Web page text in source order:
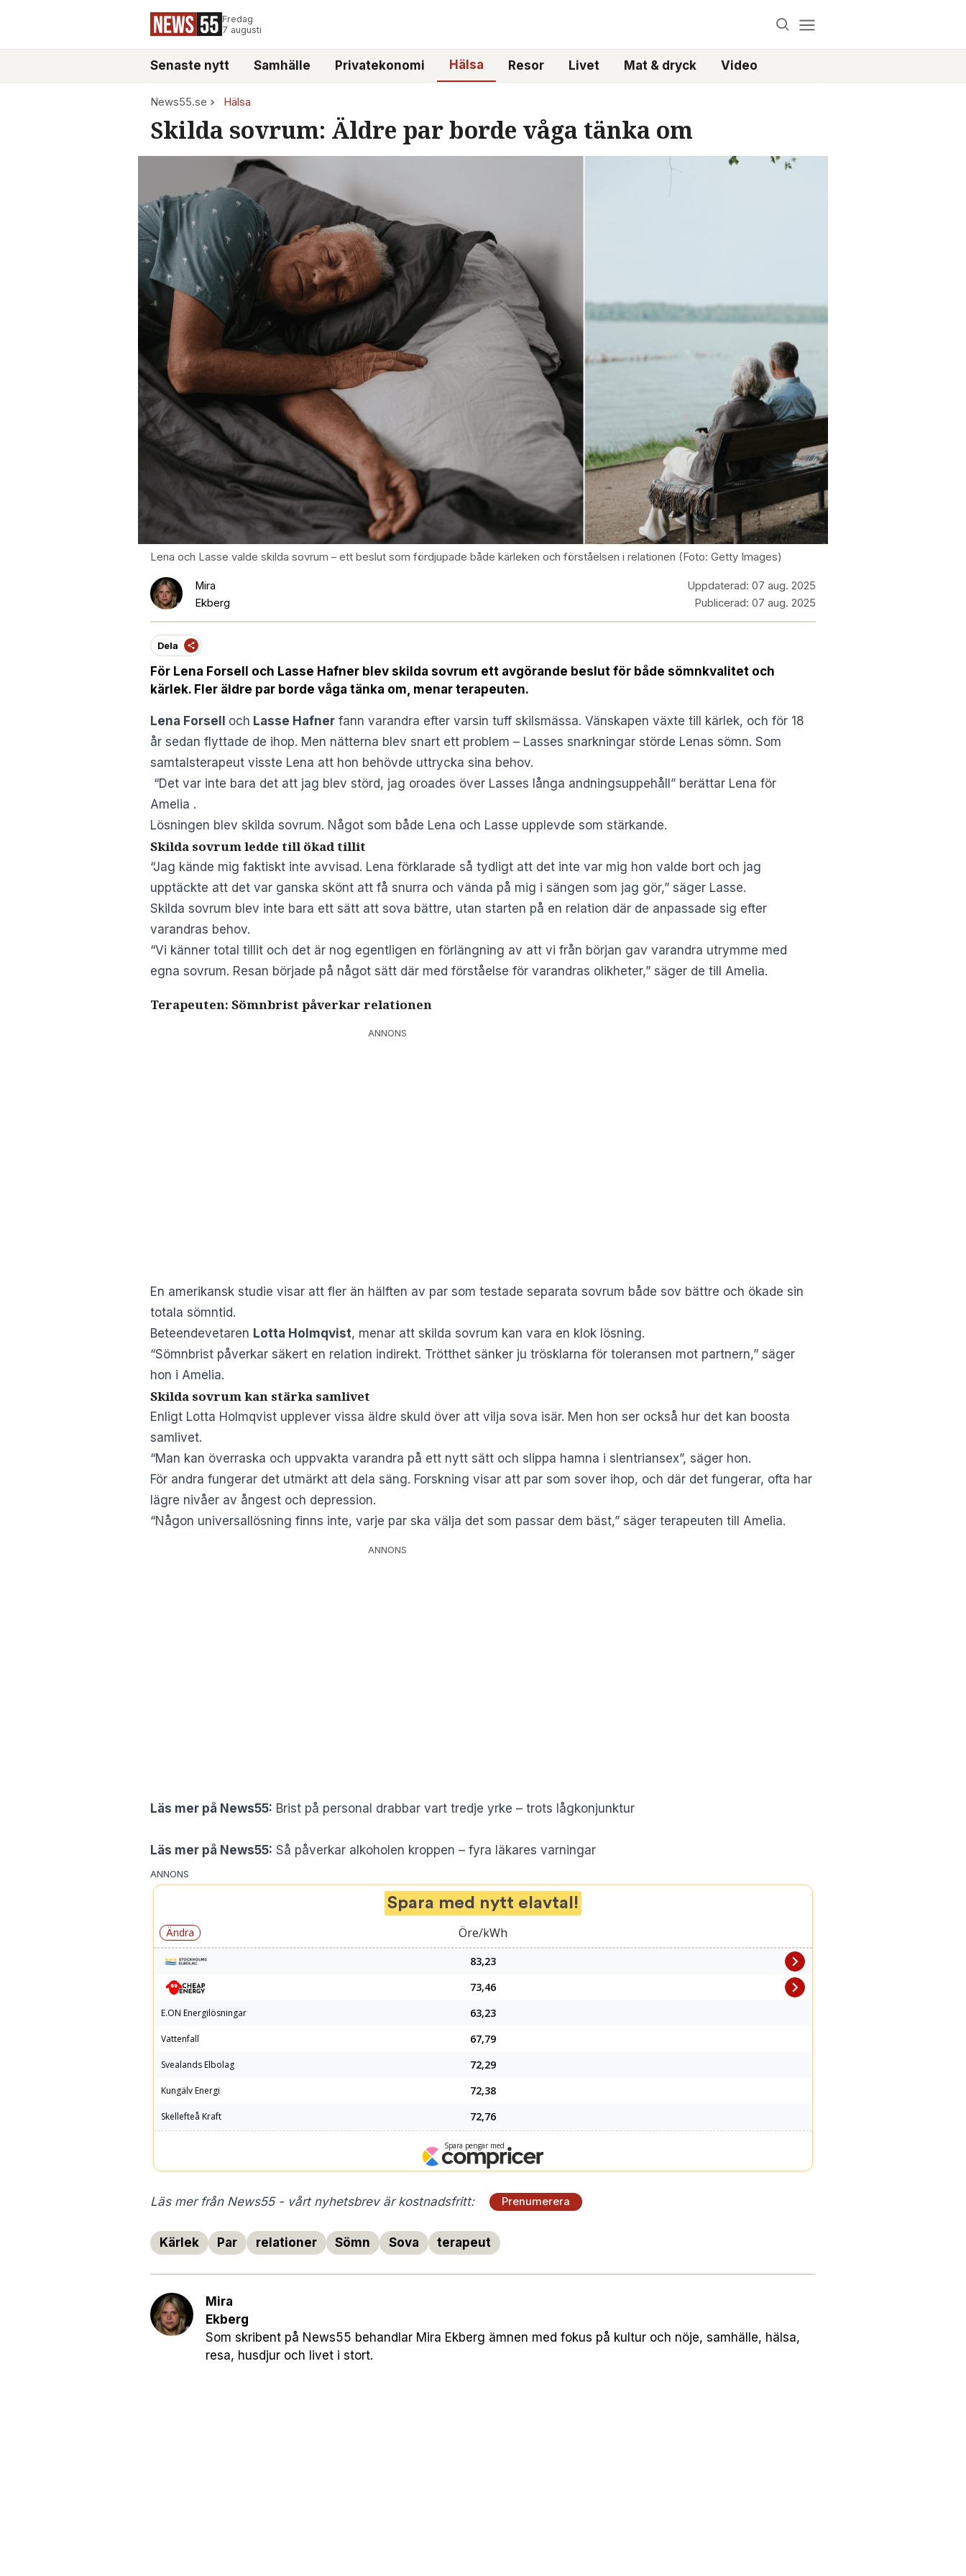
Fredag
7 augusti
Senaste nytt Samhälle Privatekonomi Hälsa Resor Livet Mat & dryck Video
News55.se Hälsa
Skilda sovrum: Äldre par borde våga tänka om
Lena och Lasse valde skilda sovrum – ett beslut som fördjupade både kärleken och förståelsen i relationen (Foto: Getty Images)
Mira
Ekberg
Uppdaterad: 07 aug. 2025
Publicerad: 07 aug. 2025
Dela
För Lena Forsell och Lasse Hafner blev skilda sovrum ett avgörande beslut för både sömnkvalitet och
kärlek. Fler äldre par borde våga tänka om, menar terapeuten.
Lena Forsell och Lasse Hafner fann varandra efter varsin tuff skilsmässa. Vänskapen växte till kärlek, och för 18
år sedan flyttade de ihop. Men nätterna blev snart ett problem – Lasses snarkningar störde Lenas sömn. Som
samtalsterapeut visste Lena att hon behövde uttrycka sina behov.
“Det var inte bara det att jag blev störd, jag oroades över Lasses långa andningsuppehåll” berättar Lena för
Amelia .
Lösningen blev skilda sovrum. Något som både Lena och Lasse upplevde som stärkande.
Skilda sovrum ledde till ökad tillit
“Jag kände mig faktiskt inte avvisad. Lena förklarade så tydligt att det inte var mig hon valde bort och jag
upptäckte att det var ganska skönt att få snurra och vända på mig i sängen som jag gör,” säger Lasse.
Skilda sovrum blev inte bara ett sätt att sova bättre, utan starten på en relation där de anpassade sig efter
varandras behov.
“Vi känner total tillit och det är nog egentligen en förlängning av att vi från början gav varandra utrymme med
egna sovrum. Resan började på något sätt där med förståelse för varandras olikheter,” säger de till Amelia.
Terapeuten: Sömnbrist påverkar relationen
ANNONS
En amerikansk studie visar att fler än hälften av par som testade separata sovrum både sov bättre och ökade sin
totala sömntid.
Beteendevetaren Lotta Holmqvist, menar att skilda sovrum kan vara en klok lösning.
“Sömnbrist påverkar säkert en relation indirekt. Trötthet sänker ju trösklarna för toleransen mot partnern,” säger
hon i Amelia.
Skilda sovrum kan stärka samlivet
Enligt Lotta Holmqvist upplever vissa äldre skuld över att vilja sova isär. Men hon ser också hur det kan boosta
samlivet.
“Man kan överraska och uppvakta varandra på ett nytt sätt och slippa hamna i slentriansex”, säger hon.
För andra fungerar det utmärkt att dela säng. Forskning visar att par som sover ihop, och där det fungerar, ofta har
lägre nivåer av ångest och depression.
“Någon universallösning finns inte, varje par ska välja det som passar dem bäst,” säger terapeuten till Amelia.
ANNONS
Läs mer på News55: Brist på personal drabbar vart tredje yrke – trots lågkonjunktur
Läs mer på News55: Så påverkar alkoholen kroppen – fyra läkares varningar
ANNONS
Läs mer från News55 - vårt nyhetsbrev är kostnadsfritt: Prenumerera
Kärlek Par relationer Sömn Sova terapeut
Mira
Ekberg
Som skribent på News55 behandlar Mira Ekberg ämnen med fokus på kultur och nöje, samhälle, hälsa,
resa, husdjur och livet i stort.